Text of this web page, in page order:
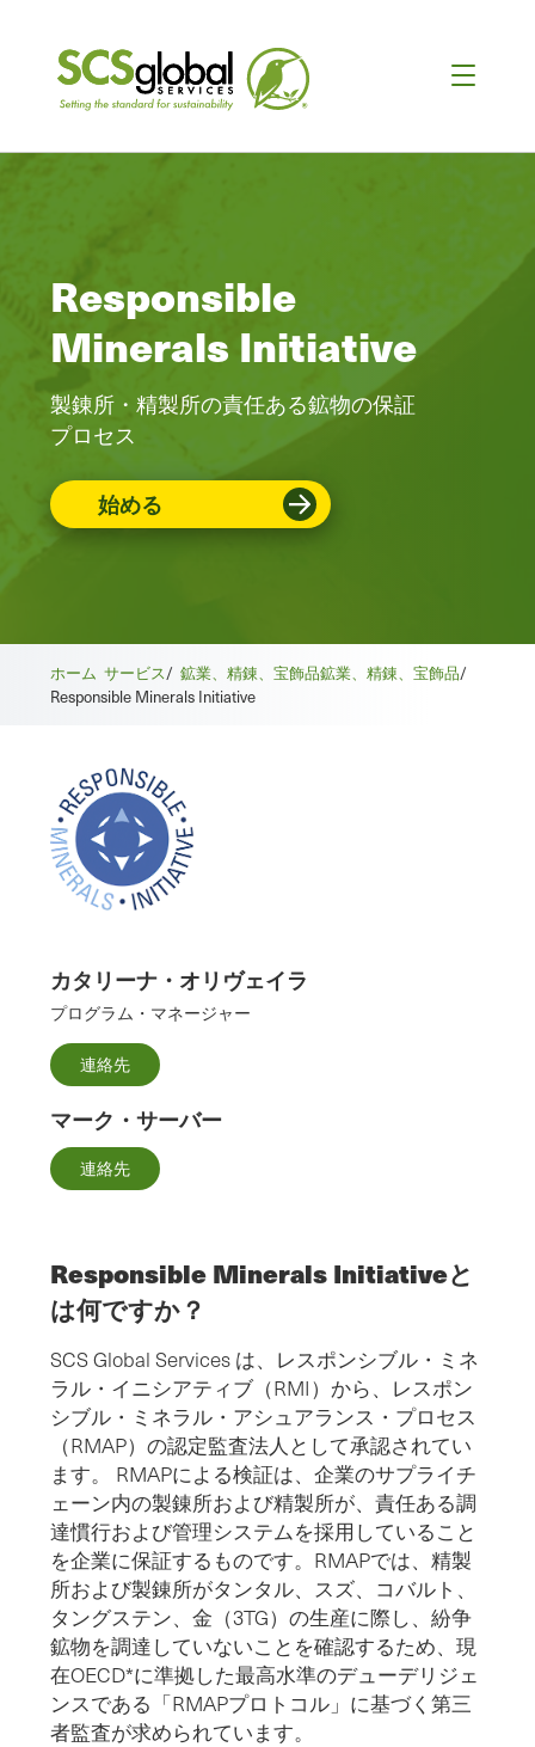
Responsible
Minerals Initiative
製錬所・精製所の責任ある鉱物の保証
プロセス
始める
ホーム サービス/ 鉱業、精錬、宝飾品 /
鉱業、精錬、宝飾品
Responsible Minerals Initiative
カタリーナ・オリヴェイラ
プログラム・マネージャー
連絡先
マーク・サーバー
連絡先
Responsible Minerals Initiativeと
は何ですか？
SCS Global Services は、レスポンシブル・ミネ
ラル・イニシアティブ（RMI）から、レスポン
シブル・ミネラル・アシュアランス・プロセス
（RMAP）の認定監査法人として承認されてい
ます。 RMAPによる検証は、企業のサプライチ
ェーン内の製錬所および精製所が、責任ある調
達慣行および管理システムを採用していること
を企業に保証するものです。RMAPでは、精製
所および製錬所がタンタル、スズ、コバルト、
タングステン、金（3TG）の生産に際し、紛争
鉱物を調達していないことを確認するため、現
在OECD*に準拠した最高水準のデューデリジェ
ンスである「RMAPプロトコル」に基づく第三
者監査が求められています。